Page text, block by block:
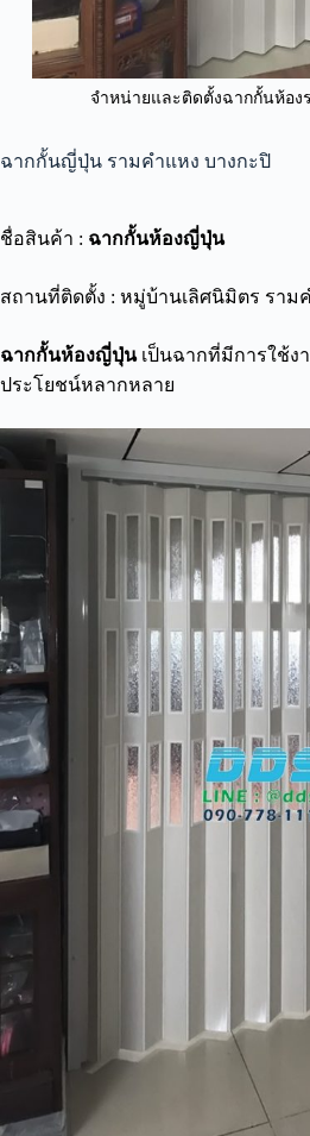
จำหน่ายและติดตั้งฉากกั้นห้อง
ฉากกั้นญี่ปุ่น รามคำแหง บางกะปิ
ชื่อสินค้า : ฉากกั้นห้องญี่ปุ่น
สถานที่ติดตั้ง : หมู่บ้านเลิศนิมิตร ราม
ฉากกั้นห้องญี่ปุ่นเป็นฉากที่มีการใช้ง
ประโยชน์หลากหลาย